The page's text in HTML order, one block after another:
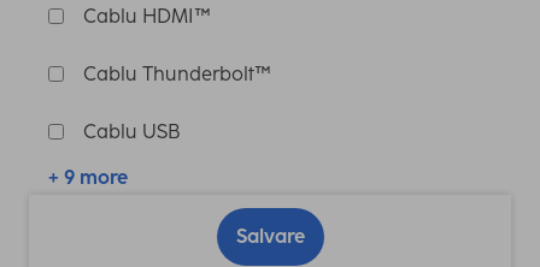
Cablu HDMI™
Cablu Thunderbolt™
Cablu USB
+ 9 more
Salvare